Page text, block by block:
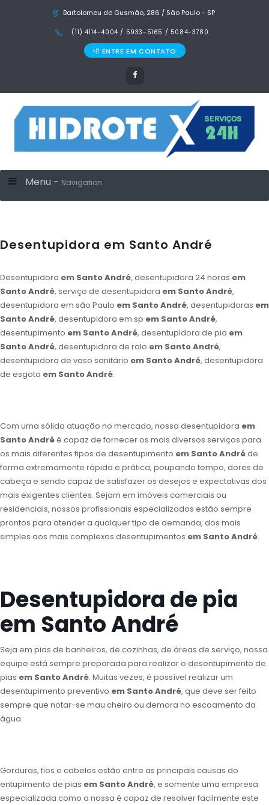
Bartolomeu de Gusmão, 286 / São Paulo - SP
(11) 4114-4004 / 5933-5165 / 5084-3780
ENTRE EM CONTATO
Menu - Navigation
Desentupidora em Santo André
Desentupidora em Santo André, desentupidora 24 horas em
Santo André, serviço de desentupidora em Santo André,
desentupidora em são Paulo em Santo André, desentupidoras em
Santo André, desentupidora em sp em Santo André,
desentupimento em Santo André, desentupidora de pia em
Santo André, desentupidora de ralo em Santo André,
desentupidora de vaso sanitário em Santo André, desentupidora
de esgoto em Santo André.
Com uma sólida atuação no mercado, nossa desentupidora em
Santo Andréé capaz de fornecer os mais diversos serviços para
os mais diferentes tipos de desentupimento em Santo Andréde
forma extremamente rápida e prática, poupando tempo, dores de
cabeça e sendo capaz de satisfazer os desejos e expectativas dos
mais exigentes clientes. Sejam em imóveis comerciais ou
residenciais, nossos profissionais especializados estão sempre
prontos para atender a qualquer tipo de demanda, dos mais
simples aos mais complexos desentupimentos em Santo André.
Desentupidora de pia
em Santo André
Seja em pias de banheiros, de cozinhas, de áreas de serviço, nossa
equipe está sempre preparada para realizar o desentupimento de
pias em Santo André. Muitas vezes, é possível realizar um
desentupimento preventivo em Santo André, que deve ser feito
sempre que notar-se mau cheiro ou demora no escoamento da
água.
Gorduras, fios e cabelos estão entre as principais causas do
entupimento de pias em Santo André, e somente uma empresa
especializada como a nossa é capaz de resolver facilmente este